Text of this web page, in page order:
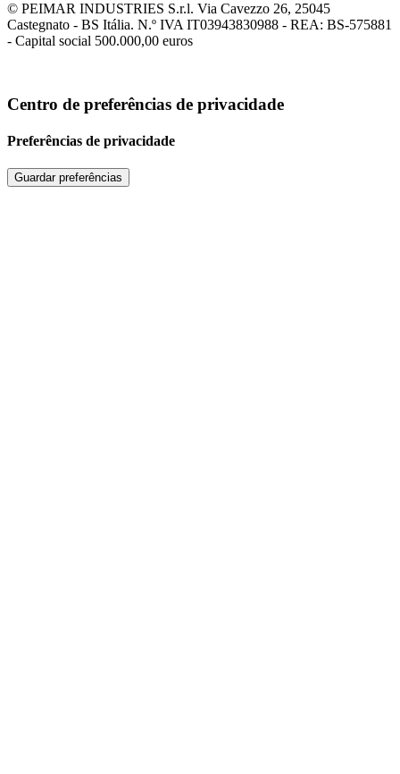
© PEIMAR INDUSTRIES S.r.l. Via Cavezzo 26, 25045
Castegnato - BS Itália. N.º IVA IT03943830988 - REA: BS-575881
- Capital social 500.000,00 euros
Centro de preferências de privacidade
Preferências de privacidade